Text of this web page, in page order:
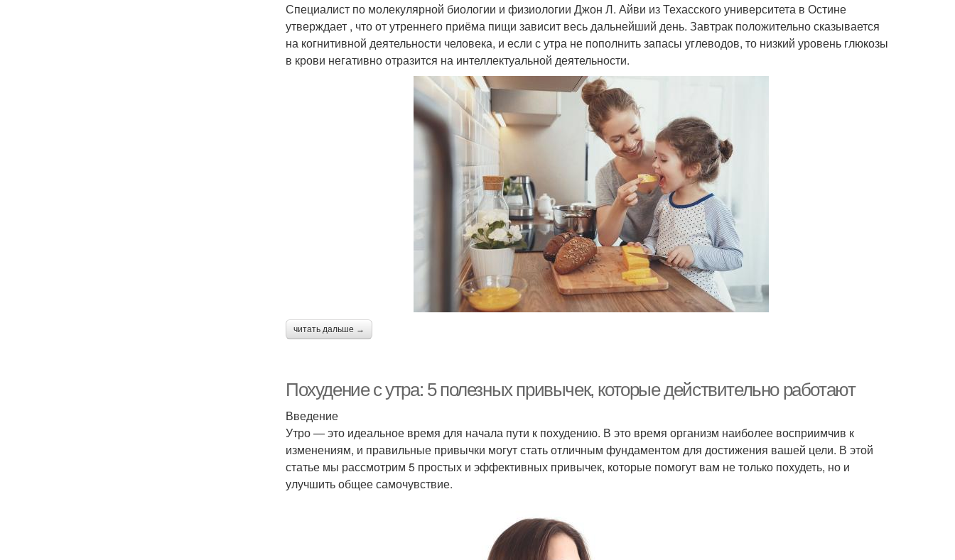
Специалист по молекулярной биологии и физиологии Джон Л. Айви из Техасского университета в Остине
утверждает , что от утреннего приёма пищи зависит весь дальнейший день. Завтрак положительно сказывается
на когнитивной деятельности человека, и если с утра не пополнить запасы углеводов, то низкий уровень глюкозы
в крови негативно отразится на интеллектуальной деятельности.
читать дальше →
Похудение с утра: 5 полезных привычек, которые действительно работают
Введение
Утро — это идеальное время для начала пути к похудению. В это время организм наиболее восприимчив к
изменениям, и правильные привычки могут стать отличным фундаментом для достижения вашей цели. В этой
статье мы рассмотрим 5 простых и эффективных привычек, которые помогут вам не только похудеть, но и
улучшить общее самочувствие.